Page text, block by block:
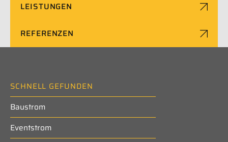
LEISTUNGEN
REFERENZEN
SCHNELL GEFUNDEN
Baustrom
Eventstrom